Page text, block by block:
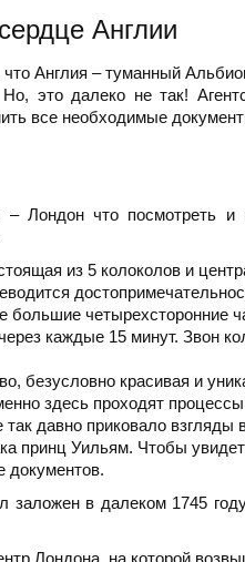
Англии
что Англия – туманный
это далеко не так!
все необходимые
Лондон что посмотреть
из 5 колоколов и
большие
каждые 15 минут. Звон
безусловно красивая и
здесь проходят
давно приковало
принц Уильям. Чтобы
документов.
в далеком 1745